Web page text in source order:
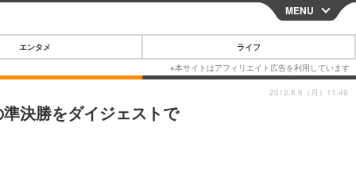
CLOSE
スマートフォン
MENU
エンタメ ライフ
決勝をダイジェストで
2012.8.6（月）11:49